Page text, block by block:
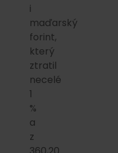
i
maďarský
forint,
který
ztratil
necelé
1
%
a
z